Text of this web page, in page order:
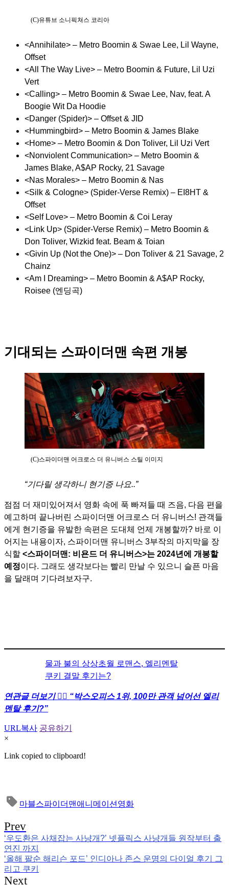
(C)유튜브 소니픽쳐스 코리아
<Annihilate> – Metro Boomin & Swae Lee, Lil Wayne,
Offset
<All The Way Live> – Metro Boomin & Future, Lil Uzi
Vert
<Calling> – Metro Boomin & Swae Lee, Nav, feat. A
Boogie Wit Da Hoodie
<Danger (Spider)> – Offset & JID
<Hummingbird> – Metro Boomin & James Blake
<Home> – Metro Boomin & Don Toliver, Lil Uzi Vert
<Nonviolent Communication> – Metro Boomin &
James Blake, A$AP Rocky, 21 Savage
<Nas Morales> – Metro Boomin & Nas
<Silk & Cologne> (Spider-Verse Remix) – EI8HT &
Offset
<Self Love> – Metro Boomin & Coi Leray
<Link Up> (Spider-Verse Remix) – Metro Boomin &
Don Toliver, Wizkid feat. Beam & Toian
<Givin Up (Not the One)> – Don Toliver & 21 Savage, 2
Chainz
<Am I Dreaming> – Metro Boomin & A$AP Rocky,
Roisee (엔딩곡)
기대되는 스파이더맨 속편 개봉
(C)스파이더맨 어크로스 더 유니버스 스틸 이미지
“기다릴 생각하니 현기증 나요..”
점점 더 재미있어져서 영화 속에 푹 빠져들 때 즈음, 다음 편을
예고하며 끝나버린 스파이더맨 어크로스 더 유니버스! 관객들
에게 현기증을 유발한 속편은 도대체 언제 개봉할까? 바로 이
어지는 내용이자, 스파이더맨 유니버스 3부작의 마지막을 장
식할 <스파이더맨: 비욘드 더 유니버스>는 2024년에 개봉할
예정이다. 그래도 생각보다는 빨리 만날 수 있으니 슬픈 마음
을 달래며 기다려보자구.
물과 불의 상상초월 로맨스, 엘리멘탈
쿠키 결말 후기는?
연관글 더보기 👉🏻 “박스오피스 1위, 100만 관객 넘어선 엘리
멘탈 후기?”
URL복사 공유하기
×
Link copied to clipboard!
마블스파이더맨 애니메이션 영화
Prev
‘우도환은 사채잡는 사냥개?’ 넷플릭스 사냥개들 원작부터 출
연진 까지
‘올해 팔순 해리슨 포드’ 인디아나 존스 운명의 다이얼 후기 그
리고 쿠키
Next